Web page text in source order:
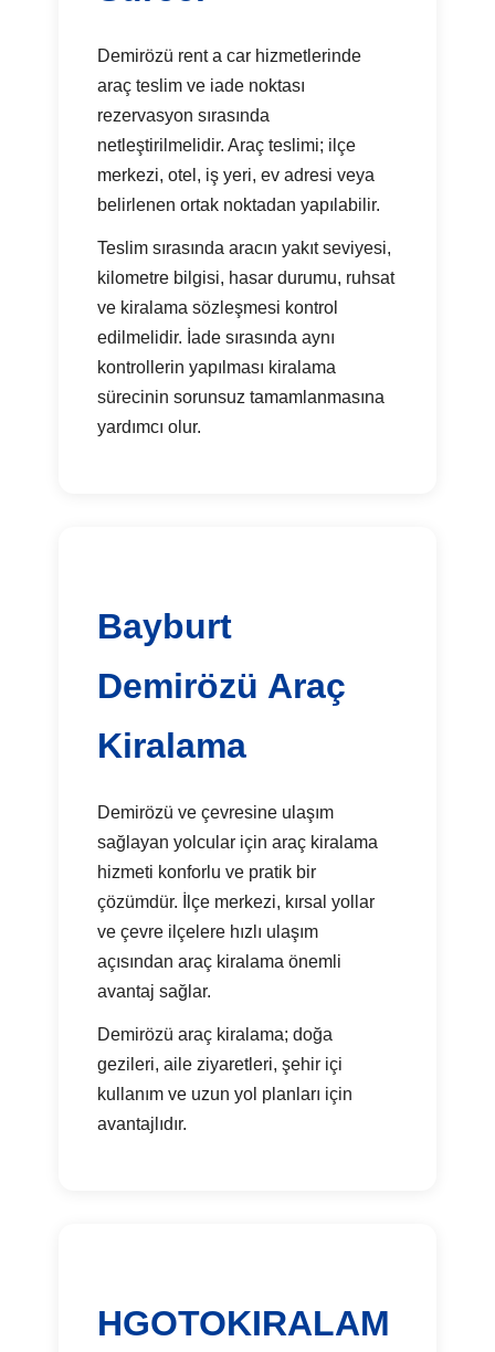
Demirözü rent a car hizmetlerinde
araç teslim ve iade noktası
rezervasyon sırasında
netleştirilmelidir. Araç teslimi; ilçe
merkezi, otel, iş yeri, ev adresi veya
belirlenen ortak noktadan yapılabilir.
Teslim sırasında aracın yakıt seviyesi,
kilometre bilgisi, hasar durumu, ruhsat
ve kiralama sözleşmesi kontrol
edilmelidir. İade sırasında aynı
kontrollerin yapılması kiralama
sürecinin sorunsuz tamamlanmasına
yardımcı olur.
Bayburt
Demirözü Araç
Kiralama
Demirözü ve çevresine ulaşım
sağlayan yolcular için araç kiralama
hizmeti konforlu ve pratik bir
çözümdür. İlçe merkezi, kırsal yollar
ve çevre ilçelere hızlı ulaşım
açısından araç kiralama önemli
avantaj sağlar.
Demirözü araç kiralama; doğa
gezileri, aile ziyaretleri, şehir içi
kullanım ve uzun yol planları için
avantajlıdır.
HGOTOKIRALAM